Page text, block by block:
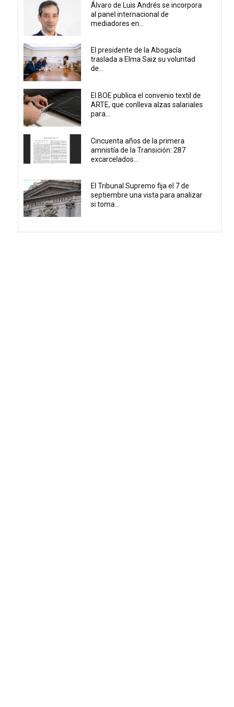
Álvaro de Luis Andrés se incorpora
al panel internacional de
mediadores en...
El presidente de la Abogacía
traslada a Elma Saiz su voluntad
de...
El BOE publica el convenio textil de
ARTE, que conlleva alzas salariales
para...
Cincuenta años de la primera
amnistía de la Transición: 287
excarcelados...
El Tribunal Supremo fija el 7 de
septiembre una vista para analizar
si toma...